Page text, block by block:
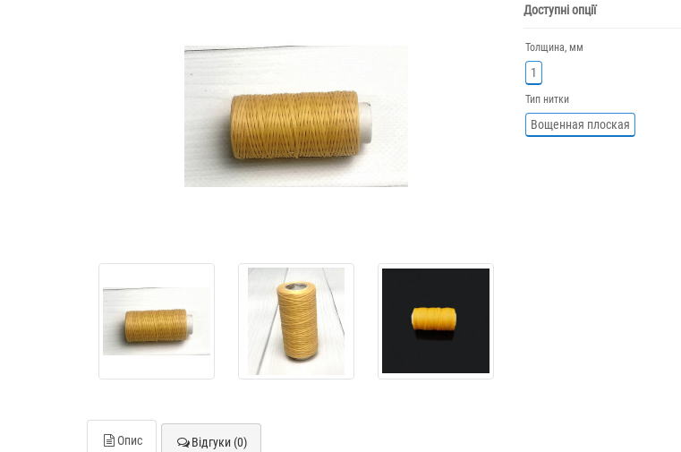
Доступні опції
Толщина, мм
1
Тип нитки
Вощенная плоская
Опис Відгуки (0)